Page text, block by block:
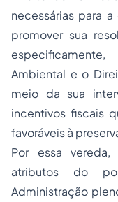
necessárias para
promover sua
Ambiental e o
meio da sua
incentivos fiscais
favoráveis à
Por essa
atributos do
Administração